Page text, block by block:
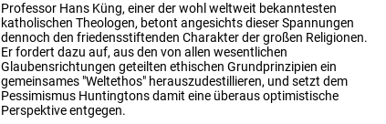
Professor Hans Küng, einer der wohl weltweit bekanntesten
katholischen Theologen, betont angesichts dieser Spannungen
dennoch den friedensstiftenden Charakter der großen Religionen.
Er fordert dazu auf, aus den von allen wesentlichen
Glaubensrichtungen geteilten ethischen Grundprinzipien ein
gemeinsames "Weltethos" herauszudestillieren, und setzt dem
Pessimismus Huntingtons damit eine überaus optimistische
Perspektive entgegen.